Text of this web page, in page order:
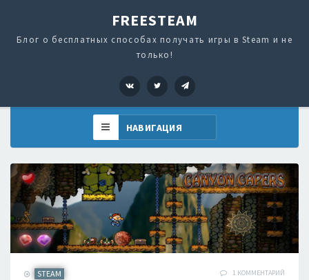
FREESTEAM
Блог о бесплатных способах получать игры в Steam и не
только!
VK Twitter
STEAM 1 КОММЕНТАРИЙ